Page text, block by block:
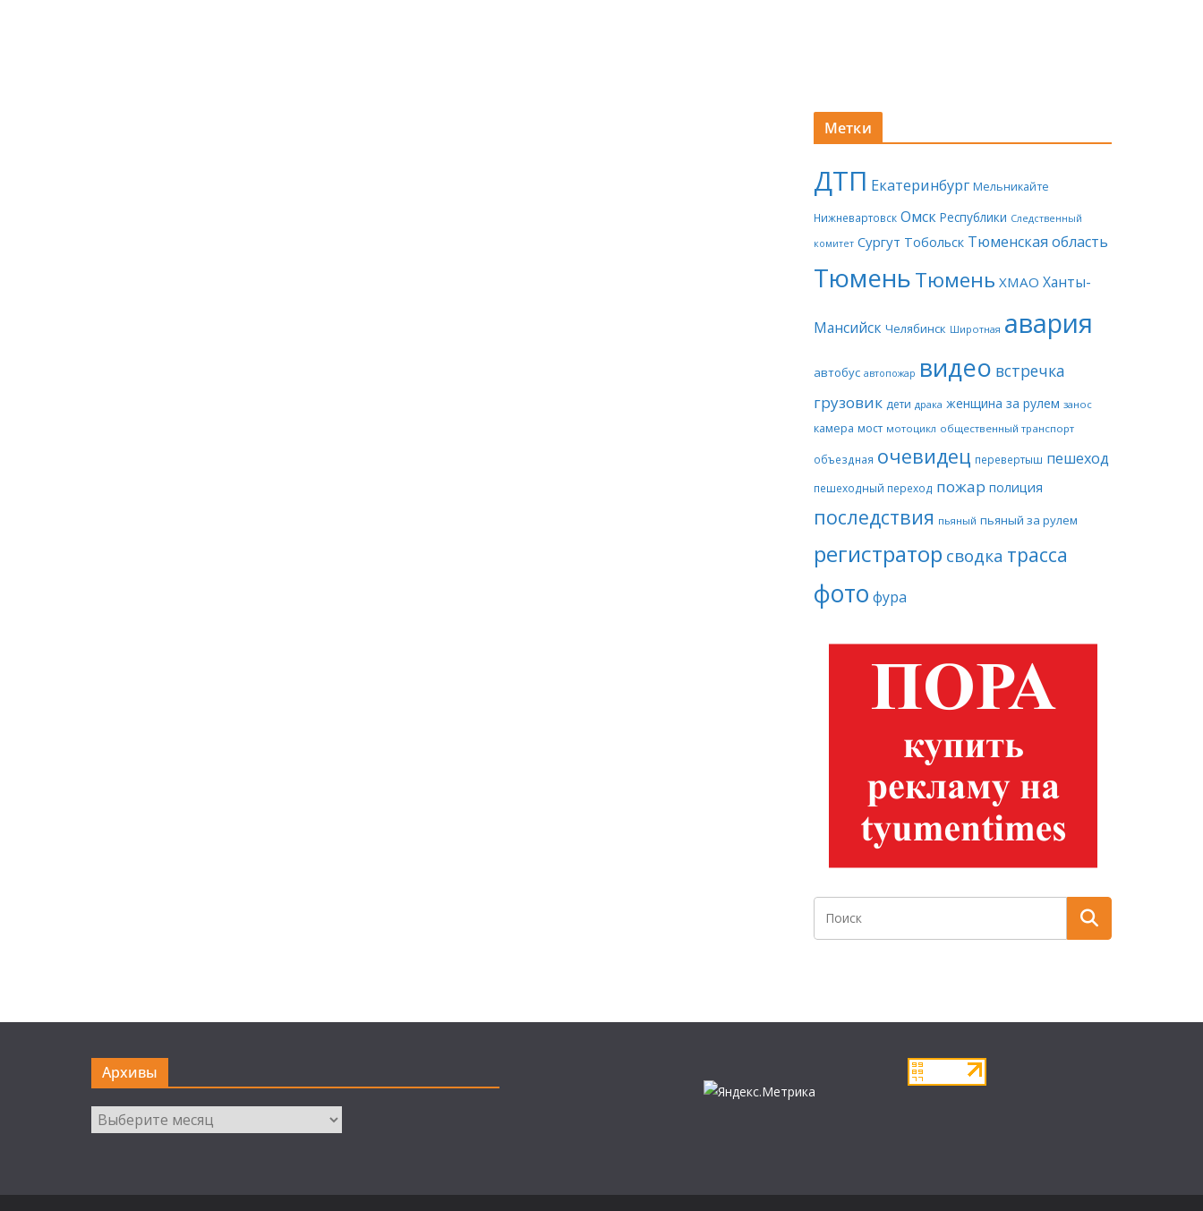
Метки
ДТП Екатеринбург Мельникайте
Нижневартовск Омск Республики Следственный
комитет Сургут Тобольск Тюменская область
ТюменьТюмень ХМАО Ханты-
Мансийск Челябинск Широтная авария
автобус автопожар видео встречка
грузовик дети драка женщина за рулем занос
камера мост мотоцикл общественный транспорт
объездная очевидец перевертыш пешеход
пешеходный переход пожар полиция
последствия пьяный пьяный за рулем
регистратор сводка трасса
фото фура
Архивы
Архивы